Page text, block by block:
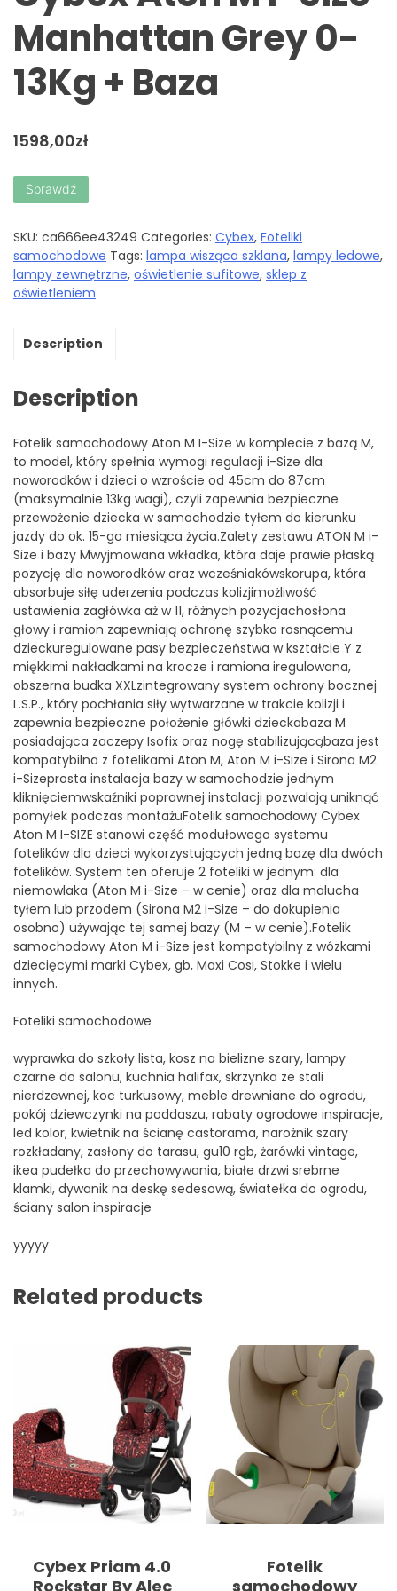
Manhattan Grey 0-
13Kg + Baza
1598,00zł
Sprawdź
SKU: ca666ee43249 Categories: Cybex, Foteliki
samochodowe Tags: lampa wisząca szklana, lampy ledowe,
lampy zewnętrzne, oświetlenie sufitowe, sklep z
oświetleniem
Description
Description
Fotelik samochodowy Aton M I-Size w komplecie z bazą M,
to model, który spełnia wymogi regulacji i-Size dla
noworodków i dzieci o wzroście od 45cm do 87cm
(maksymalnie 13kg wagi), czyli zapewnia bezpieczne
przewożenie dziecka w samochodzie tyłem do kierunku
jazdy do ok. 15-go miesiąca życia.Zalety zestawu ATON M i-
Size i bazy Mwyjmowana wkładka, która daje prawie płaską
pozycję dla noworodków oraz wcześniakówskorupa, która
absorbuje siłę uderzenia podczas kolizjimożliwość
ustawienia zagłówka aż w 11, różnych pozycjachosłona
głowy i ramion zapewniają ochronę szybko rosnącemu
dzieckuregulowane pasy bezpieczeństwa w kształcie Y z
miękkimi nakładkami na krocze i ramiona iregulowana,
obszerna budka XXLzintegrowany system ochrony bocznej
L.S.P., który pochłania siły wytwarzane w trakcie kolizji i
zapewnia bezpieczne położenie główki dzieckabaza M
posiadająca zaczepy Isofix oraz nogę stabilizującąbaza jest
kompatybilna z fotelikami Aton M, Aton M i-Size i Sirona M2
i-Sizeprosta instalacja bazy w samochodzie jednym
kliknięciemwskaźniki poprawnej instalacji pozwalają uniknąć
pomyłek podczas montażuFotelik samochodowy Cybex
Aton M I-SIZE stanowi część modułowego systemu
fotelików dla dzieci wykorzystujących jedną bazę dla dwóch
fotelików. System ten oferuje 2 foteliki w jednym: dla
niemowlaka (Aton M i-Size – w cenie) oraz dla malucha
tyłem lub przodem (Sirona M2 i-Size – do dokupienia
osobno) używając tej samej bazy (M – w cenie).Fotelik
samochodowy Aton M i-Size jest kompatybilny z wózkami
dziecięcymi marki Cybex, gb, Maxi Cosi, Stokke i wielu
innych.
Foteliki samochodowe
wyprawka do szkoły lista, kosz na bielizne szary, lampy
czarne do salonu, kuchnia halifax, skrzynka ze stali
nierdzewnej, koc turkusowy, meble drewniane do ogrodu,
pokój dziewczynki na poddaszu, rabaty ogrodowe inspiracje,
led kolor, kwietnik na ścianę castorama, narożnik szary
rozkładany, zasłony do tarasu, gu10 rgb, żarówki vintage,
ikea pudełka do przechowywania, białe drzwi srebrne
klamki, dywanik na deskę sedesową, światełka do ogrodu,
ściany salon inspiracje
yyyyy
Related products
Cybex Priam 4.0
Rockstar By Alec
Fotelik
samochodowy